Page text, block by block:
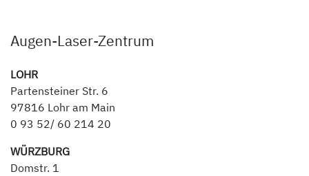
Augen-Laser-Zentrum
LOHR
Partensteiner Str. 6
97816 Lohr am Main
0 93 52/ 60 214 20
WÜRZBURG
Domstr. 1